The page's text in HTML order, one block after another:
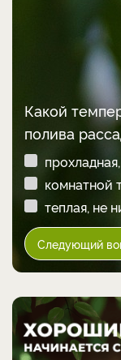
Какой
полива
комнатной
теплая, не
Следующий